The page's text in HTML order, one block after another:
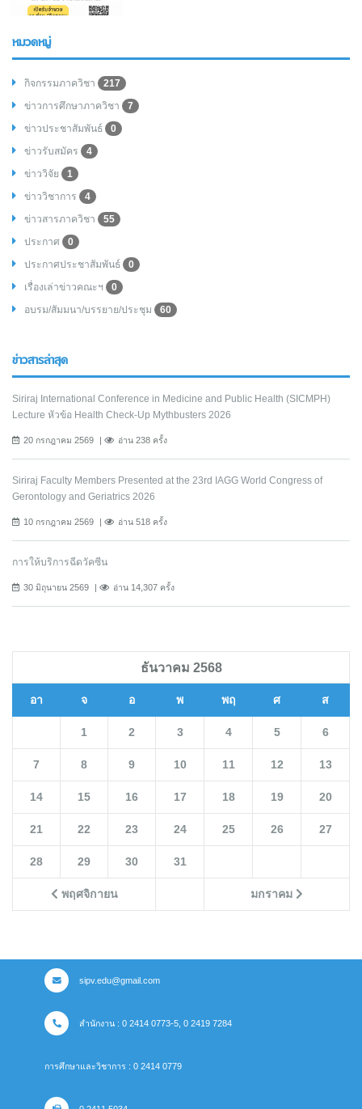
หมวดหมู่
กิจกรรมภาควิชา
217
ข่าวการศึกษาภาควิชา
7
ข่าวประชาสัมพันธ์
0
ข่าวรับสมัคร
4
ข่าววิจัย
1
ข่าววิชาการ
4
ข่าวสารภาควิชา
55
ประกาศ
0
ประกาศประชาสัมพันธ์
0
เรื่องเล่าข่าวคณะฯ
0
อบรม/สัมมนา/บรรยาย/ประชุม
60
ข่าวสารล่าสุด
Siriraj International Conference in Medicine and Public Health (SICMPH)
Lecture หัวข้อ Health Check-Up Mythbusters 2026
20 กรกฎาคม 2569 อ่าน 238 ครั้ง
Siriraj Faculty Members Presented at the 23rd IAGG World Congress of
Gerontology and Geriatrics 2026
10 กรกฎาคม 2569 อ่าน 518 ครั้ง
การให้บริการฉีดวัคซีน
30 มิถุนายน 2569 อ่าน 14,307 ครั้ง
ธันวาคม 2568
อา จ อ พ พฤ ศ ส
พฤศจิกายน มกราคม
1 2 3 4 5 6
7 8 9 10 11 12 13
14 15 16 17 18 19 20
21 22 23 24 25 26 27
28 29 30 31
sipv.edu@gmail.com
สำนักงาน : 0 2414 0773-5, 0 2419 7284
การศึกษาและวิชาการ : 0 2414 0779